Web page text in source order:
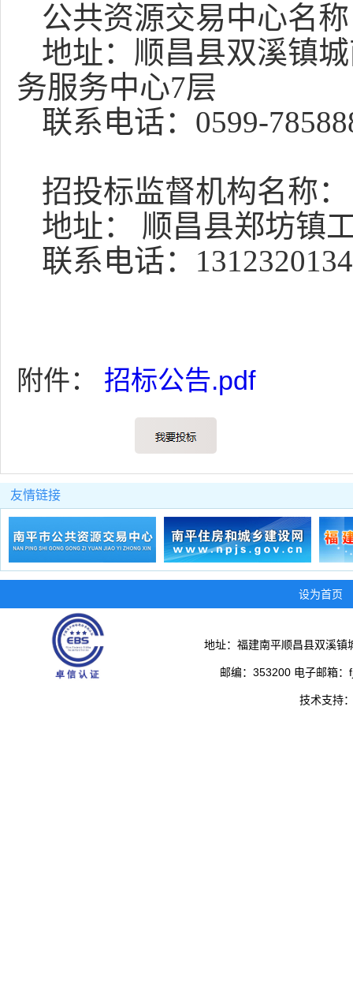
公共资源交易中心名
地址：顺昌县双溪镇
务服务中心7层
联系电话： 0599-
招投标监督机构名称：
地址：
顺昌县郑坊镇
联系电话： 1312320134
附件： 招标公告.pdf
友情链接
设为首页
地址：福建南平顺昌县双溪
邮编：353200 电子邮箱
技术支持